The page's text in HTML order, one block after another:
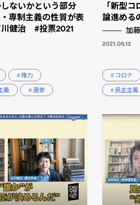
しないかという部分
専制主義の性質が表
川健治 #投票2021
# 権力
義 # 選挙
「新型
論進める
加
2021.06.12
# コロナ
# 民主主義